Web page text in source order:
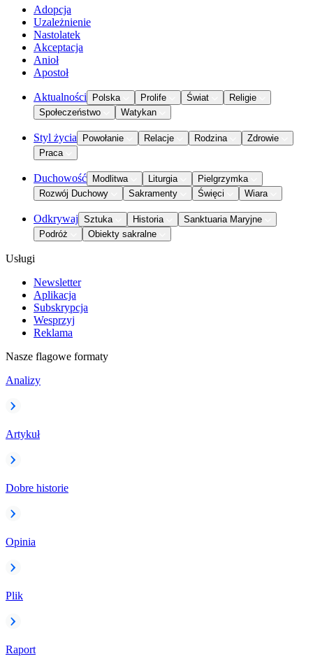
Adopcja
Uzależnienie
Nastolatek
Akceptacja
Anioł
Apostoł
Aktualności Polska Prolife Świat
Religie
Społeczeństwo
Watykan
Styl życia Powołanie Relacje Rodzina
Zdrowie
Praca
Duchowość Modlitwa Liturgia
Pielgrzymka
Rozwój Duchowy
Sakramenty Święci Wiara
Odkrywaj Sztuka Historia
Sanktuaria Maryjne
Podróż
Obiekty sakralne
Usługi
Newsletter
Aplikacja
Subskrypcja
Wesprzyj
Reklama
Nasze flagowe formaty
Analizy
Artykuł
Dobre historie
Opinia
Plik
Raport